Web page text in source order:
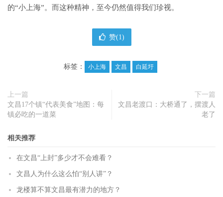
的“小上海”。而这种精神，至今仍然值得我们珍视。
赞(1 )
标签： 小上海 文昌 白延圩
上一篇
文昌17个镇“代表美食”地图：每
镇必吃的一道菜
下一篇
文昌老渡口：大桥通了，摆渡人
老了
相关推荐
在文昌“上封”多少才不会难看？
文昌人为什么这么怕“别人讲”？
龙楼算不算文昌最有潜力的地方？